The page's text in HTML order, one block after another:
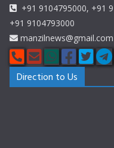
+91 9104795000, +91
+91 9104793000
manzilnews@gmail.com
Direction to Us